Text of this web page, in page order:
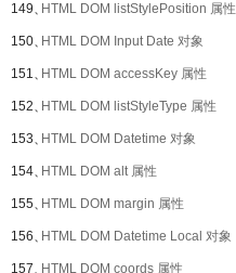
149、HTML DOM listStylePosition 属性
150、HTML DOM Input Date 对象
151、HTML DOM accessKey 属性
152、HTML DOM listStyleType 属性
153、HTML DOM Datetime 对象
154、HTML DOM alt 属性
155、HTML DOM margin 属性
156、HTML DOM Datetime Local 对象
157、HTML DOM coords 属性